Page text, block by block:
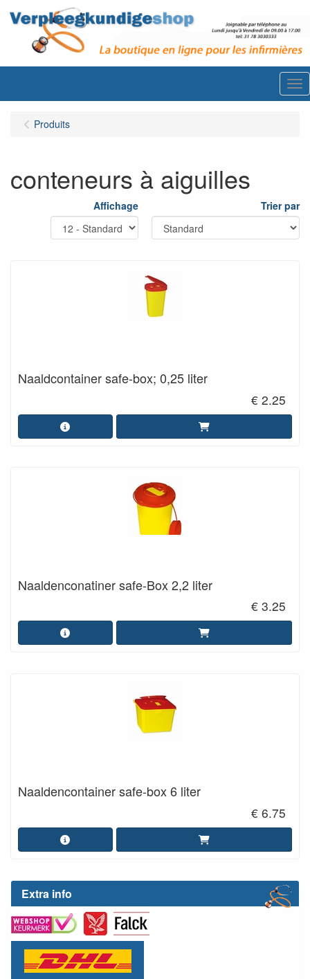
Extra info
Produits
conteneurs à aiguilles
Affichage Trier par
Naaldcontainer safe-box; 0,25 liter
€ 2.25
Naaldenconatiner safe-Box 2,2 liter
€ 3.25
Naaldencontainer safe-box 6 liter
€ 6.75